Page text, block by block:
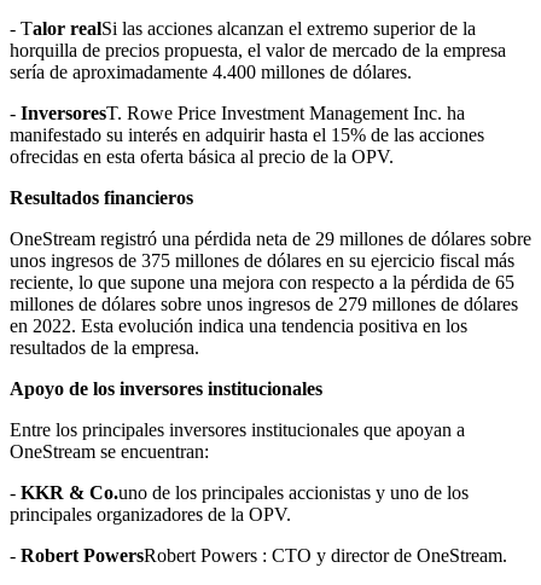
- Talor realSi las acciones alcanzan el extremo superior de la
horquilla de precios propuesta, el valor de mercado de la empresa
sería de aproximadamente 4.400 millones de dólares.
- InversoresT. Rowe Price Investment Management Inc. ha
manifestado su interés en adquirir hasta el 15% de las acciones
ofrecidas en esta oferta básica al precio de la OPV.
Resultados financieros
OneStream registró una pérdida neta de 29 millones de dólares sobre
unos ingresos de 375 millones de dólares en su ejercicio fiscal más
reciente, lo que supone una mejora con respecto a la pérdida de 65
millones de dólares sobre unos ingresos de 279 millones de dólares
en 2022. Esta evolución indica una tendencia positiva en los
resultados de la empresa.
Apoyo de los inversores institucionales
Entre los principales inversores institucionales que apoyan a
OneStream se encuentran:
- KKR & Co.uno de los principales accionistas y uno de los
principales organizadores de la OPV.
- Robert PowersRobert Powers : CTO y director de OneStream.